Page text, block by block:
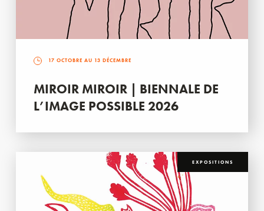
17 OCTOBRE AU 13 DÉCEMBRE
MIROIR MIROIR | BIENNALE DE
L’IMAGE POSSIBLE 2026
EXPOSITIONS